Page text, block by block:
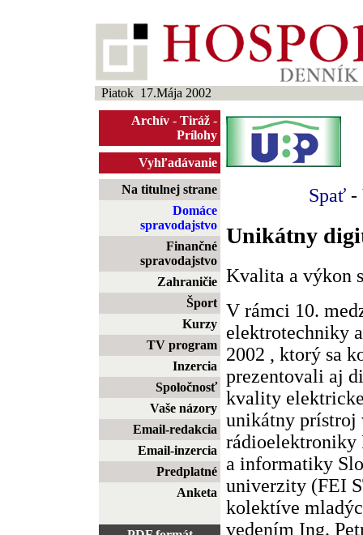
Piatok 17.Mája 2002
Archív - Tiráž -
Prílohy
Vyhľadávanie
Na titulnej strane
Domáce
spravodajstvo
Finančné
spravodajstvo
Zahraničie
Šport
Kurzy
TV program
Inzercia
Spoločnosť
Vaše názory
Email-redakcia
Email-inzercia
Predplatné
Anketa
Spať -
Unikátny
Kvalita a výkon
V rámci 10.
elektrotechniky
2002 , ktorý sa
prezentovali aj
kvality
unikátny prístroj
rádioelektroniky
a informatiky
univerzity (FEI
kolektíve
vedením Ing.